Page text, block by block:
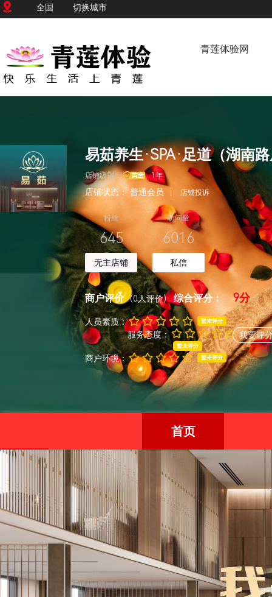
全国 切换城市
青莲体验网
易茹养生·SPA·足道（湖南
店铺级别： 1年
店铺状态：普通会员 店铺投诉
粉丝
645
无主店铺
访问量
6016
私信
商户评价 (0人评价)综合评分： 9分
人员素质： 暂未评分
服务态度：
暂未评分
商户环境： 暂未评分
我要评
首页